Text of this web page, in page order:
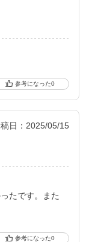
0
日：2025/05/15
たです。また
0